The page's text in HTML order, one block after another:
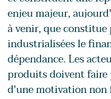
enjeu majeur,
à venir, que constitue
industrialisées le
dépendance. Les
produits doivent
d'une motivation